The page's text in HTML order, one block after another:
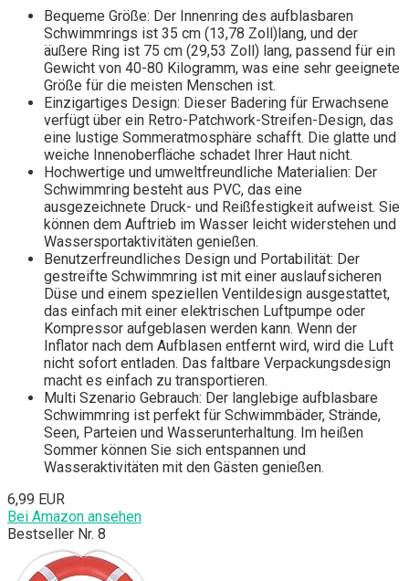
Bequeme Größe: Der Innenring des aufblasbaren
Schwimmrings ist 35 cm (13,78 Zoll)lang, und der
äußere Ring ist 75 cm (29,53 Zoll) lang, passend für ein
Gewicht von 40-80 Kilogramm, was eine sehr geeignete
Größe für die meisten Menschen ist.
Einzigartiges Design: Dieser Badering für Erwachsene
verfügt über ein Retro-Patchwork-Streifen-Design, das
eine lustige Sommeratmosphäre schafft. Die glatte und
weiche Innenoberfläche schadet Ihrer Haut nicht.
Hochwertige und umweltfreundliche Materialien: Der
Schwimmring besteht aus PVC, das eine
ausgezeichnete Druck- und Reißfestigkeit aufweist. Sie
können dem Auftrieb im Wasser leicht widerstehen und
Wassersportaktivitäten genießen.
Benutzerfreundliches Design und Portabilität: Der
gestreifte Schwimmring ist mit einer auslaufsicheren
Düse und einem speziellen Ventildesign ausgestattet,
das einfach mit einer elektrischen Luftpumpe oder
Kompressor aufgeblasen werden kann. Wenn der
Inflator nach dem Aufblasen entfernt wird, wird die Luft
nicht sofort entladen. Das faltbare Verpackungsdesign
macht es einfach zu transportieren.
Multi Szenario Gebrauch: Der langlebige aufblasbare
Schwimmring ist perfekt für Schwimmbäder, Strände,
Seen, Parteien und Wasserunterhaltung. Im heißen
Sommer können Sie sich entspannen und
Wasseraktivitäten mit den Gästen genießen.
6,99 EUR
Bei Amazon ansehen
Bestseller Nr. 8